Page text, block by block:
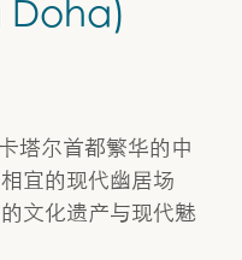
Doha)
塔尔首都繁华的中
宜的现代幽居场
文化遗产与现代魅